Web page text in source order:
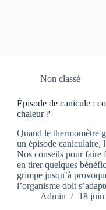
Non classé
Épisode de canicule :
chaleur ?
Quand le thermomètre
un épisode caniculaire,
Nos conseils pour faire
en tirer quelques
grimpe jusqu’à
l’organisme doit
Admin
18